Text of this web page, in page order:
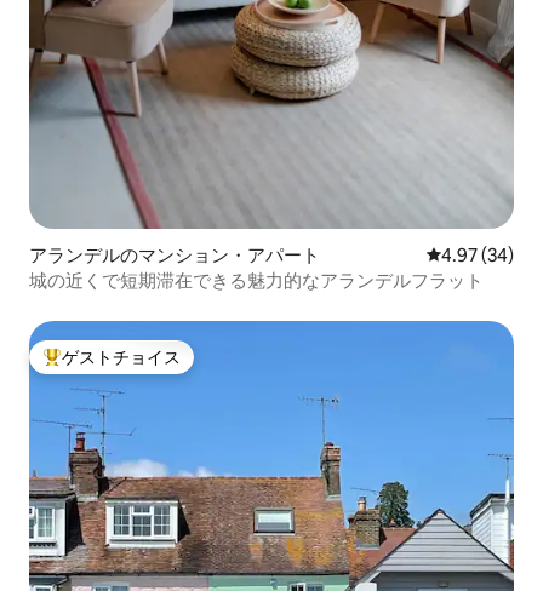
アランデルのマンション・アパート レビュー34
4.97 (34)
城の近くで短期滞在できる魅力的なアランデルフラット
大好評のゲストチョイスです。
ゲストチョイス